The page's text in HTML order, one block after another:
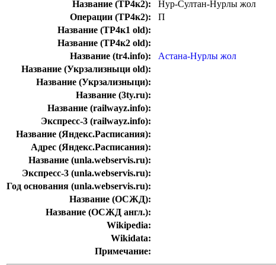
Название (ТР4к2):
Нур-Султан-Нурлы жол
Операции (ТР4к2):
П
Название (ТР4к1 old):
Название (ТР4к2 old):
Название (tr4.info):
Астана-Нурлы жол
Название (Укрзализныци old):
Название (Укрзализныци):
Название (3ty.ru):
Название (railwayz.info):
Экспресс-3 (railwayz.info):
Название (Яндекс.Расписания):
Адрес (Яндекс.Расписания):
Название (unla.webservis.ru):
Экспресс-3 (unla.webservis.ru):
Год основания (unla.webservis.ru):
Название (ОСЖД):
Название (ОСЖД англ.):
Wikipedia:
Wikidata:
Примечание: